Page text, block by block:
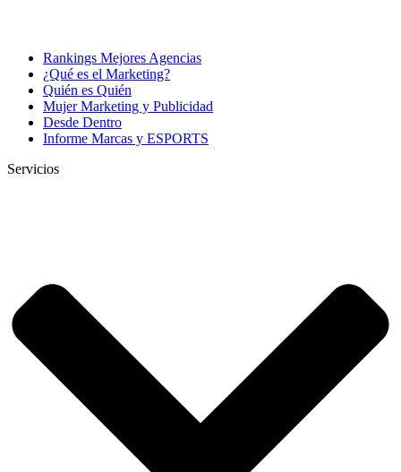
Rankings Mejores Agencias
¿Qué es el Marketing?
Quién es Quién
Mujer Marketing y Publicidad
Desde Dentro
Informe Marcas y ESPORTS
Servicios